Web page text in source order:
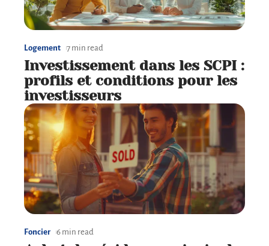
Logement 7 min read
Investissement dans les SCPI :
profils et conditions pour les
investisseurs
Foncier 6 min read